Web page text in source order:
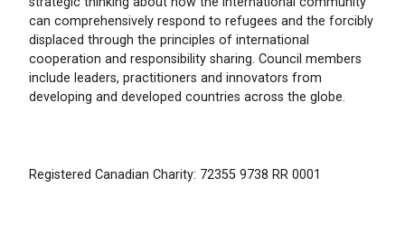
can comprehensively respond to refugees and the forcibly
displaced through the principles of international
cooperation and responsibility sharing. Council members
include leaders, practitioners and innovators from
developing and developed countries across the globe.
Registered Canadian Charity: 72355 9738 RR 0001